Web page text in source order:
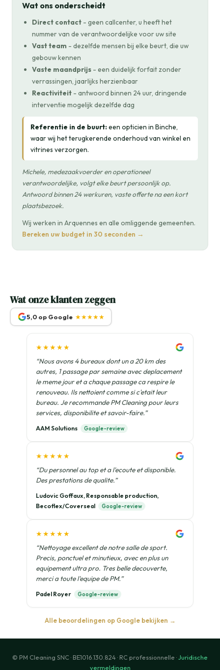
Wat ons onderscheidt
Direct contact - geen callcenter, u heeft het
nummer van de verantwoordelijke voor uw site
Vast team - dezelfde mensen bij elke beurt, die uw
gebouw kennen
Vaste maandprijs - een duidelijk forfait zonder
verrassingen, jaarlijks herzienbaar
Reactiviteit - antwoord binnen 24 uur, dringende
interventie mogelijk dezelfde dag
Referentie in de buurt:een opticien in Binche,
waar wij het terugkerende onderhoud van winkel en
vitrines verzorgen.
Michele, medezaakvoerder en operationeel
verantwoordelijke, volgt elke beurt persoonlijk op.
Antwoord binnen 24 werkuren, vaste offerte na een kort
plaatsbezoek.
Wij werken in Arquennes en alle omliggende gemeenten.
Bereken uw budget in 30 seconden →
Wat onze klanten zeggen
5,0 op Google ★★★★★
★★★★★
“Nous avons 4 bureaux dont un a 20 km des
autres, 1 passage par semaine avec deplacement
le meme jour et a chaque passage ca respire le
renouveau. Ils nettoient comme si c'etait leur
bureau. Je recommande PM Cleaning pour leurs
services, disponibilite et savoir-faire.”
AAM Solutions Google-review
★★★★★
“Du personnel au top et a l'ecoute et disponible.
Des prestations de qualite.”
Ludovic Goffaux, Responsable production,
Becoflex/Coverseal
Google-review
★★★★★
“Nettoyage excellent de notre salle de sport.
Precis, ponctuel et minutieux, avec en plus un
equipement ultra pro. Tres belle decouverte,
merci a toute l'equipe de PM.”
Padel Royer Google-review
Alle beoordelingen op Google bekijken →
© PM Cleaning SNC · BE1016.130.824 · RC professionnelle ·Juridische
vermeldingen